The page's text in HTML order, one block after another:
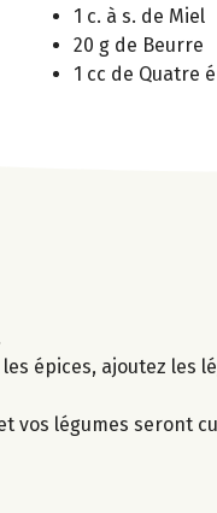
1 c. à s. de Miel
20 g de Beurre
1 cc de Quatre
épices, ajoutez les
vos légumes seront